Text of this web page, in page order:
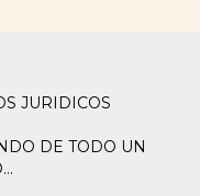
JURIDICOS
DE TODO UN